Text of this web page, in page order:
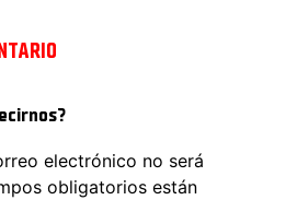
electrónico no será
obligatorios están